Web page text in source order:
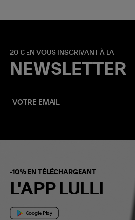
20 € EN VOUS INSCRIVANT À LA
NEWSLETTER
-10% EN TÉLÉCHARGEANT
L'APP LULLI